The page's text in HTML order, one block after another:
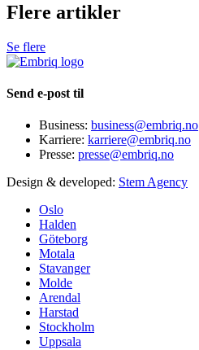
Flere artikler
Se flere
Send e-post til
Business: business@embriq.no
Karriere: karriere@embriq.no
Presse: presse@embriq.no
Design & developed: Stem Agency
Oslo
Halden
Göteborg
Motala
Stavanger
Molde
Arendal
Harstad
Stockholm
Uppsala